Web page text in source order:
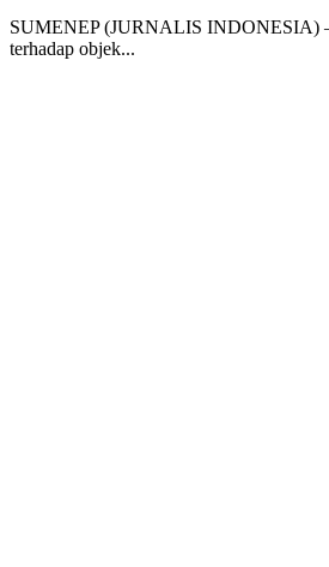
SUMENEP (JURNALIS INDONESIA) –
terhadap objek...